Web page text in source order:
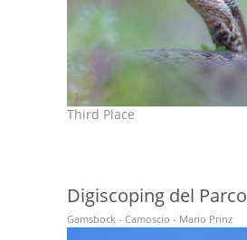
Third Place
Digiscoping del Parco
Gamsbock - Camoscio - Mario Prinz